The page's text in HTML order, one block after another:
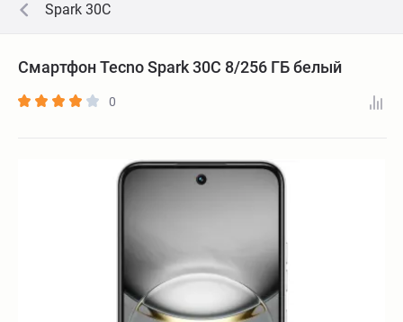
Spark 30C
Смартфон Tecno Spark 30C 8/256 ГБ белый
0